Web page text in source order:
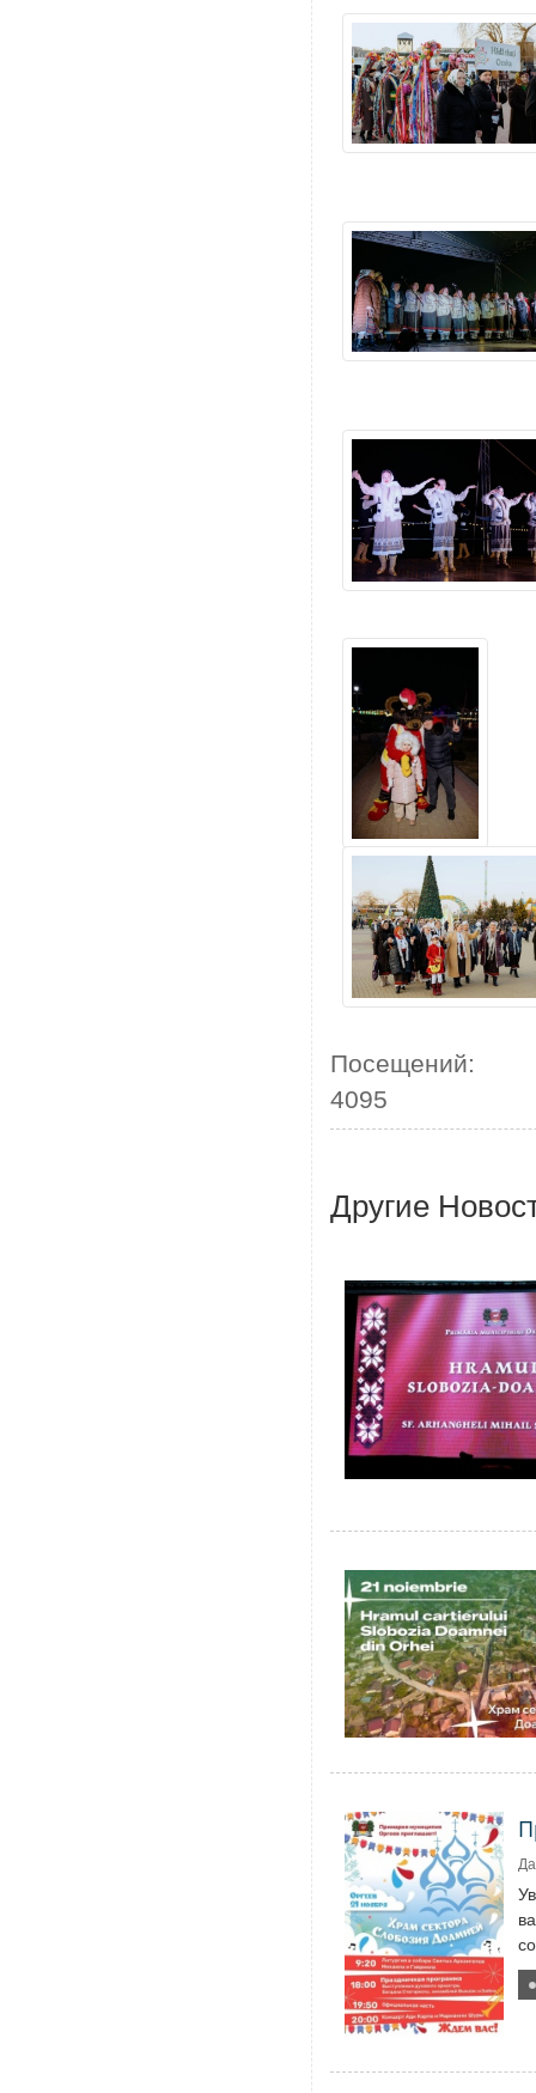
Посещений:
4095
Другие